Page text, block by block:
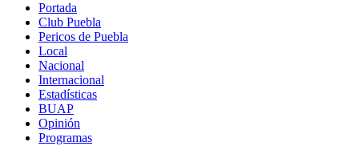
Portada
Club Puebla
Pericos de Puebla
Local
Nacional
Internacional
Estadísticas
BUAP
Opinión
Programas